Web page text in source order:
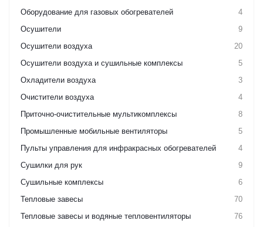
Оборудование для газовых обогревателей
4
Осушители
9
Осушители воздуха
20
Осушители воздуха и сушильные комплексы
5
Охладители воздуха
3
Очистители воздуха
4
Приточно-очистительные мультикомплексы
8
Промышленные мобильные вентиляторы
5
Пульты управления для инфракрасных обогревателей
4
Сушилки для рук
9
Сушильные комплексы
6
Тепловые завесы
70
Тепловые завесы и водяные тепловентиляторы
76